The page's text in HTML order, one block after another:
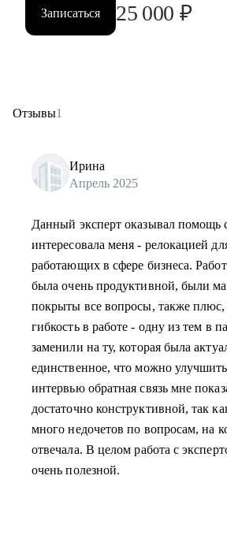
Записаться 25 000 ₽
Отзывы1
Ирина
Апрель 2025
Данный эксперт оказывал помощь
интересовала меня - релокацией
работающих в сфере бизнеса.
была очень продуктивной, были
покрыты все вопросы, также плюс,
гибкость в работе - одну из тем в
заменили на ту, которая была
единственное, что можно
интервью обратная связь мне
достаточно конструктивной, так
много недочетов по вопросам, на
отвечала. В целом работа с
очень полезной.